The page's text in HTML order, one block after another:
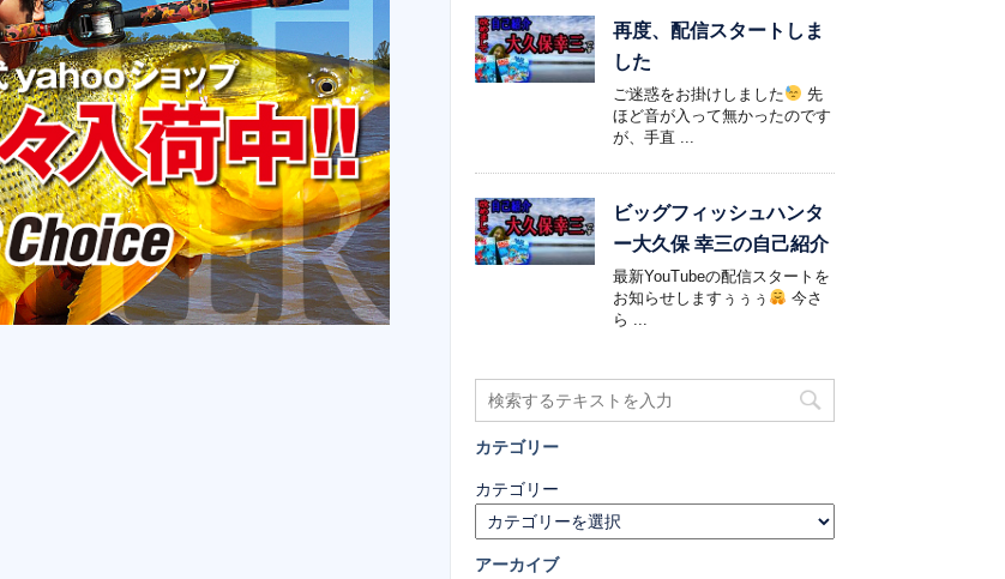
再度、配信スタートしま
した
ご迷惑をお掛けしました
先
ほど音が入って無かったのです
が、手直 ...
ビッグフィッシュハンタ
ー大久保 幸三の自己紹介
最新YouTubeの配信スタートを
お知らせしますぅぅぅ
今さ
ら ...
カテゴリー
カテゴリー
アーカイブ